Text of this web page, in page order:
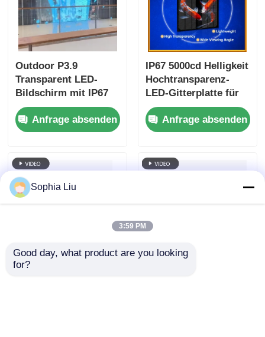
Outdoor P3.9
Transparent LED-
Bildschirm mit IP67
Wasserdicht und
4000-4500cd
Helligkeit für hohe
Wandschirm Digital
Signage
Anfrage absenden
IP67 5000cd Helligkeit
Hochtransparenz-
LED-Gitterplatte für
Außenwerbebildschirme
Anfrage absenden
Sophia Liu
3:59 PM
Good day, what product are you looking
for?